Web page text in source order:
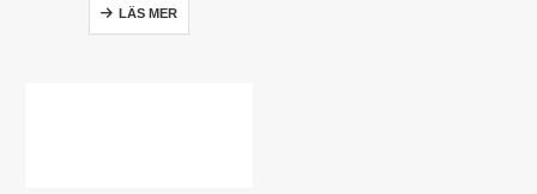
LÄS MER